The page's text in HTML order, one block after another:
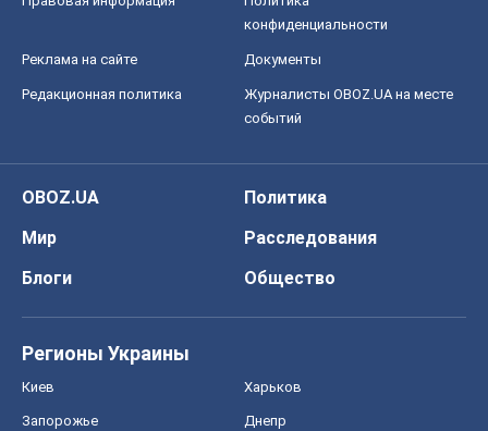
конфиденциальности
Реклама на сайте Документы
Редакционная политика
Журналисты OBOZ.UA на месте
событий
OBOZ.UA
Политика
Мир
Расследования
Блоги
Общество
Регионы Украины
Киев Харьков
Запорожье Днепр